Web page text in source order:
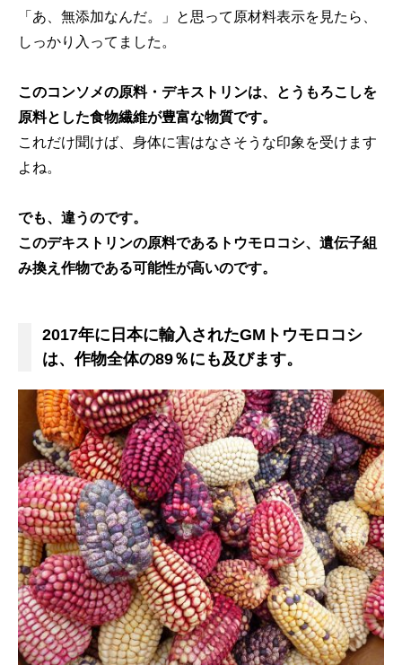
「あ、無添加なんだ。」と思って原材料表示を見たら、
しっかり入ってました。
このコンソメの原料・デキストリンは、とうもろこしを
原料とした食物繊維が豊富な物質です。
これだけ聞けば、身体に害はなさそうな印象を受けます
よね。
でも、違うのです。
このデキストリンの原料であるトウモロコシ、遺伝子組
み換え作物である可能性が高いのです。
2017年に日本に輸入されたGMトウモロコシ
は、作物全体の89％にも及びます。